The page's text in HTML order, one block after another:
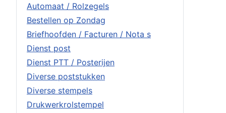
Automaat / Rolzegels
Bestellen op Zondag
Briefhoofden / Facturen / Nota s
Dienst post
Dienst PTT / Posterijen
Diverse poststukken
Diverse stempels
Drukwerkrolstempel